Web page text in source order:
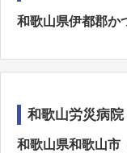
和歌山県伊都郡か
和歌山労災病院
和歌山県和歌山市